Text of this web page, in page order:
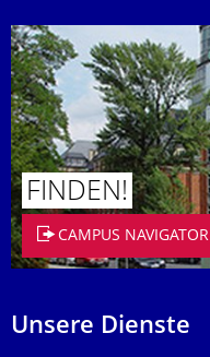
FINDEN!
CAMPUS NAVIGATOR
Unsere Dienste